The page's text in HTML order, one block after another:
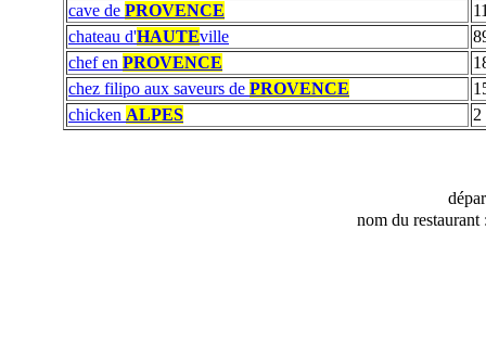
cave de PROVENCE
chateau d'HAUTEville
chef en PROVENCE
chez filipo aux saveurs de PROVENCE
chicken ALPES 2
nom du